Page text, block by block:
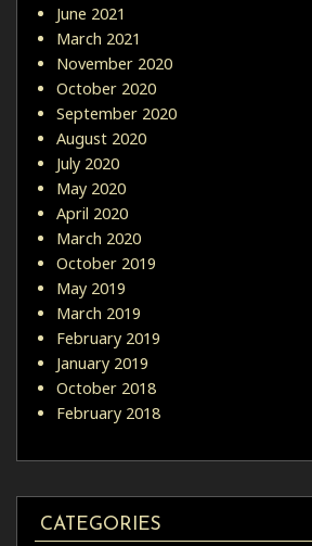
June 2021
March 2021
November 2020
October 2020
September 2020
August 2020
July 2020
May 2020
April 2020
March 2020
October 2019
May 2019
March 2019
February 2019
January 2019
October 2018
February 2018
CATEGORIES